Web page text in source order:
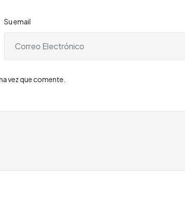
Su email
vez que comente.